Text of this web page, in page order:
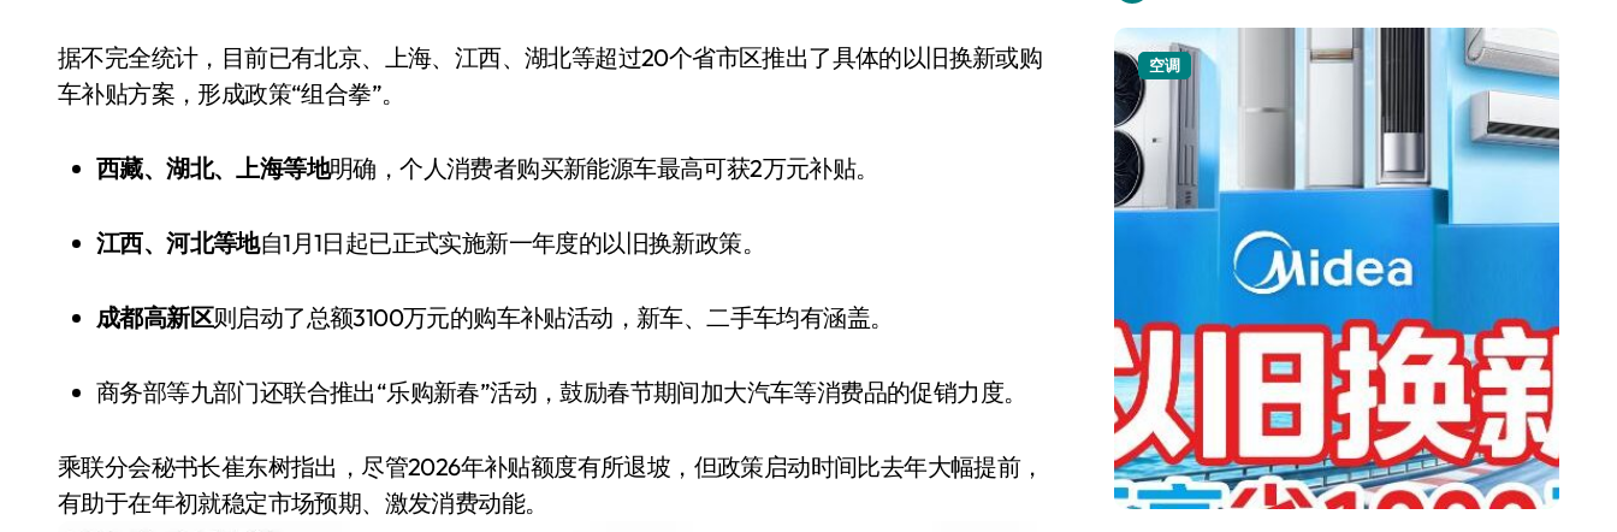
据不完全统计，目前已有北京、上海、江西、湖北等超过20个省市区推出了具体的以旧换新或购
车补贴方案，形成政策“组合拳”。
西藏、湖北、上海等地明确，个人消费者购买新能源车最高可获2万元补贴。
江西、河北等地自1月1日起已正式实施新一年度的以旧换新政策。
成都高新区则启动了总额3100万元的购车补贴活动，新车、二手车均有涵盖。
商务部等九部门还联合推出“乐购新春”活动，鼓励春节期间加大汽车等消费品的促销力度。
乘联分会秘书长崔东树指出，尽管2026年补贴额度有所退坡，但政策启动时间比去年大幅提前，
有助于在年初就稳定市场预期、激发消费动能。
小家电 小家电 空调